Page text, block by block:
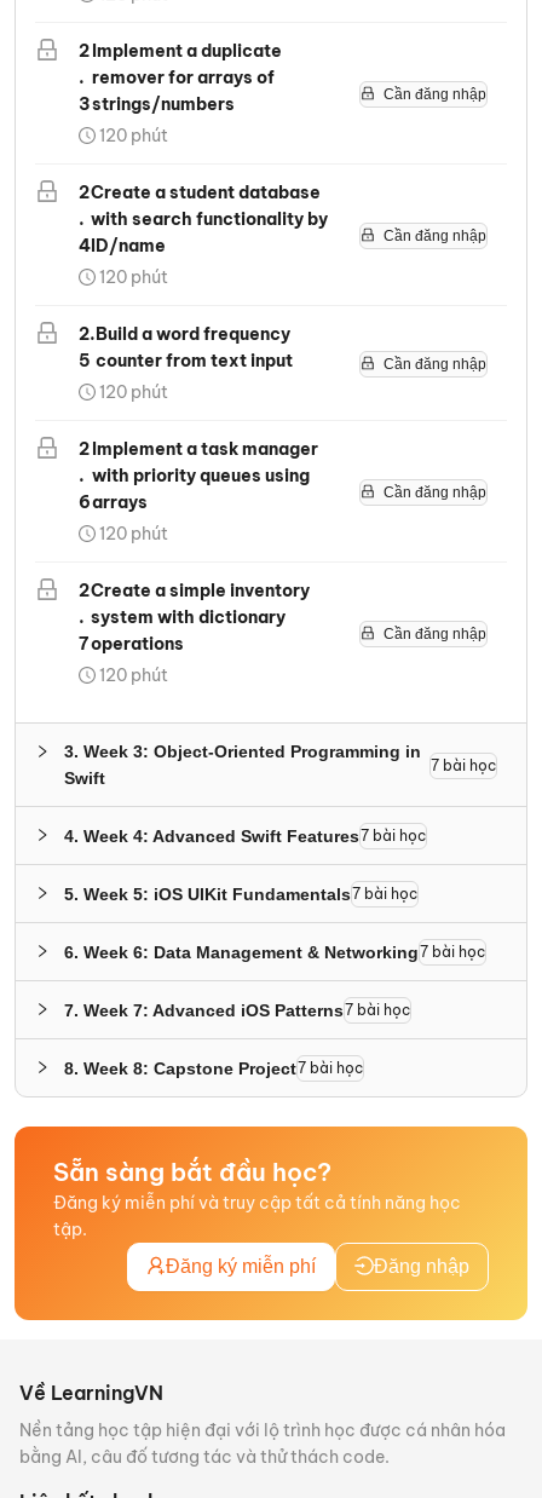
2
.
3
Implement a duplicate
remover for arrays of
strings/numbers
120 phút
Cần đăng nhập
2
.
4
Create a student database
with search functionality by
ID/name
120 phút
Cần đăng nhập
2.
5
Build a word frequency
counter from text input
120 phút
Cần đăng nhập
2
.
6
Implement a task manager
with priority queues using
arrays
120 phút
Cần đăng nhập
2
.
7
Create a simple inventory
system with dictionary
operations
120 phút
Cần đăng nhập
3. Week 3: Object-Oriented Programming in
Swift
7 bài học
4. Week 4: Advanced Swift Features7 bài học
5. Week 5: iOS UIKit Fundamentals7 bài học
6. Week 6: Data Management & Networking7 bài học
7. Week 7: Advanced iOS Patterns7 bài học
8. Week 8: Capstone Project7 bài học
Sẵn sàng bắt đầu học?
Đăng ký miễn phí và truy cập tất cả tính năng học
tập.
Đăng ký miễn phí Đăng nhập
Về LearningVN
Nền tảng học tập hiện đại với lộ trình học được cá nhân hóa
bằng AI, câu đố tương tác và thử thách code.